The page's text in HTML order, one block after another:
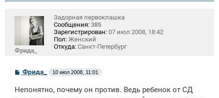
Фрида_
Задорная первоклашка
Сообщения: 385
Зарегистрирован: 07 июл 2008, 18:42
Пол: Женский
Откуда: Санкт-Петербург
С
о
б
Фрида_ 10 июл 2008, 11:01
Непонятно, почему он против. Ведь ребенок от СД